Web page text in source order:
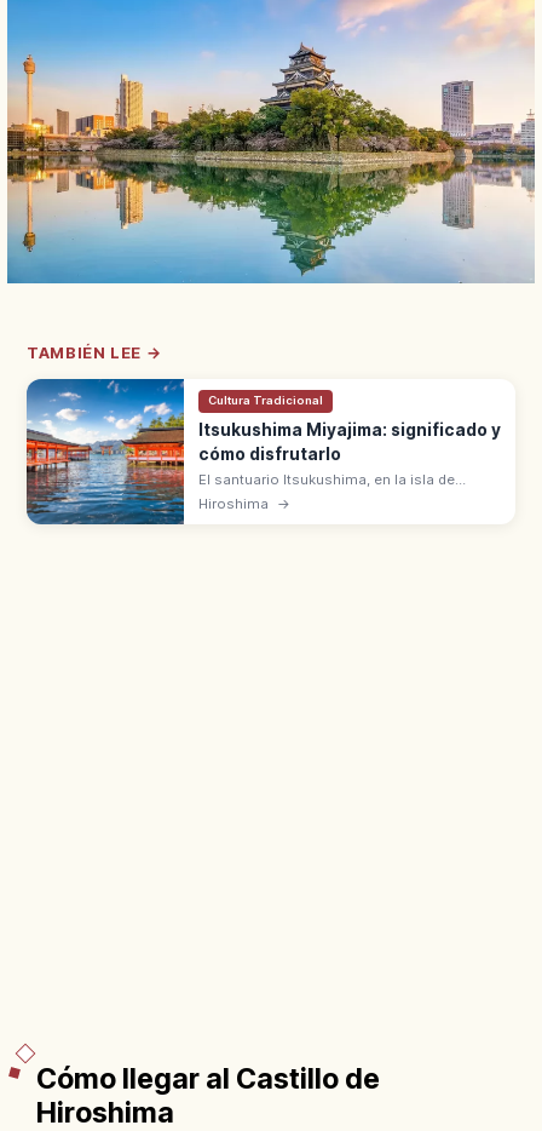
TAMBIÉN LEE →
Cultura Tradicional
Itsukushima Miyajima: significado y
cómo disfrutarlo
El santuario Itsukushima, en la isla de
Miyajima (Hiroshima), es Patrimonio
Hiroshima →
Cómo llegar al Castillo de
Hiroshima